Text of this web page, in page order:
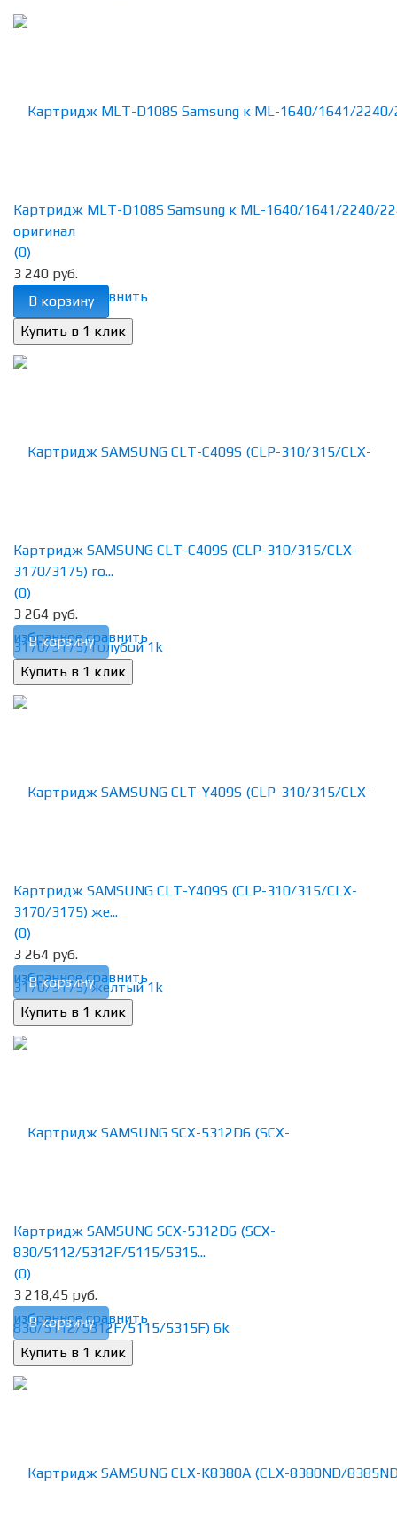
избранное сравнить
Картридж MLT-D108S Samsung к ML-1640/1641/2240/
оригинал
(0)
3 240 руб.
В корзину
избранное сравнить
Картридж SAMSUNG CLT-C409S (CLP-310/315/CLX-
3170/3175) го...
(0)
3 264 руб.
В корзину
избранное сравнить
Картридж SAMSUNG CLT-Y409S (CLP-310/315/CLX-
3170/3175) же...
(0)
3 264 руб.
В корзину
избранное сравнить
Картридж SAMSUNG SCX-5312D6 (SCX-
830/5112/5312F/5115/5315...
(0)
3 218,45 руб.
В корзину